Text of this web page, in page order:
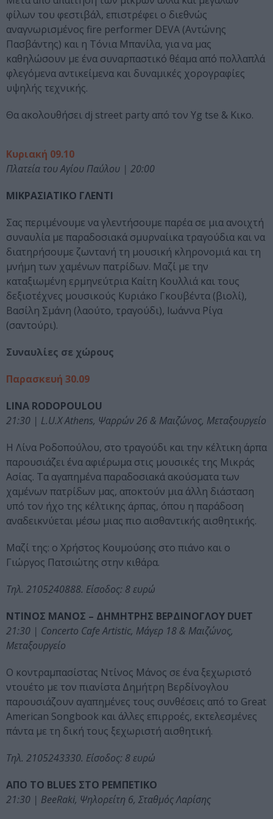
φίλων του φεστιβάλ, επιστρέφει ο διεθνώς
αναγνωρισμένος fire performer DEVA (Αντώνης
Πασβάντης) και η Τόνια Μπανίλα, για να μας
καθηλώσουν με ένα συναρπαστικό θέαμα από πολλαπλά
φλεγόμενα αντικείμενα και δυναμικές χορογραφίες
υψηλής τεχνικής.
Θα ακολουθήσει dj street party από τον Yg tse & Κικο.
Κυριακή 09.10
Πλατεία του Αγίου Παύλου | 20:00
ΜΙΚΡΑΣΙΑΤΙΚΟ ΓΛΕΝΤΙ
Σας περιμένουμε να γλεντήσουμε παρέα σε μια ανοιχτή
συναυλία με παραδοσιακά σμυρναίικα τραγούδια και να
διατηρήσουμε ζωντανή τη μουσική κληρονομιά και τη
μνήμη των χαμένων πατρίδων. Μαζί με την
καταξιωμένη ερμηνεύτρια Καίτη Κουλλιά και τους
δεξιοτέχνες μουσικούς Κυριάκο Γκουβέντα (βιολί),
Βασίλη Σμάνη (λαούτο, τραγούδι), Ιωάννα Ρίγα
(σαντούρι).
Συναυλίες σε χώρους
Παρασκευή 30.09
LINA RODOPOULOU
21:30 | L.U.X Athens, Ψαρρών 26 & Μαιζώνος, Μεταξουργείο
Η Λίνα Ροδοπούλου, στο τραγούδι και την κέλτικη άρπα
παρουσιάζει ένα αφιέρωμα στις μουσικές της Μικράς
Ασίας. Τα αγαπημένα παραδοσιακά ακούσματα των
χαμένων πατρίδων μας, αποκτούν μια άλλη διάσταση
υπό τον ήχο της κέλτικης άρπας, όπου η παράδοση
αναδεικνύεται μέσω μιας πιο αισθαντικής αισθητικής.
Μαζί της: o Χρήστος Κουμούσης στο πιάνο και ο
Γιώργος Πατσιώτης στην κιθάρα.
Τηλ. 2105240888. Είσοδος: 8 ευρώ
ΝΤΙΝΟΣ ΜΑΝΟΣ – ΔΗΜΗΤΡΗΣ ΒΕΡΔΙΝΟΓΛΟΥ DUET
21:30 | Concerto Cafe Artistic, Μάγερ 18 & Μαιζώνος,
Μεταξουργείο
Ο κοντραμπασίστας Ντίνος Μάνος σε ένα ξεχωριστό
ντουέτο με τον πιανίστα Δημήτρη Βερδίνογλου
παρουσιάζουν αγαπημένες τους συνθέσεις από το Great
American Songbook και άλλες επιρροές, εκτελεσμένες
πάντα με τη δική τους ξεχωριστή αισθητική.
Τηλ. 2105243330. Είσοδος: 8 ευρώ
ΑΠΟ ΤΟ BLUES ΣΤΟ ΡΕΜΠΕΤΙΚΟ
21:30 | BeeRaki, Ψηλορείτη 6, Σταθμός Λαρίσης